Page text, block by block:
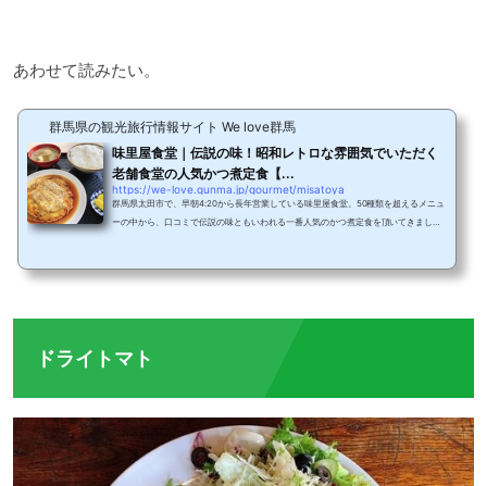
あわせて読みたい。
群馬県の観光旅行情報サイト We love群馬
味里屋食堂｜伝説の味！昭和レトロな雰囲気でいただく
老舗食堂の人気かつ煮定食【...
https://we-love.gunma.jp/gourmet/misatoya
群馬県太田市で、早朝4:20から長年営業している味里屋食堂。50種類を超えるメニュ
ーの中から、口コミで伝説の味ともいわれる一番人気のかつ煮定食を頂いてきまし
に入り、厨房の上にあるメニュー表を見て、口頭で注文するスタイル。お水とお茶は
ドライトマト